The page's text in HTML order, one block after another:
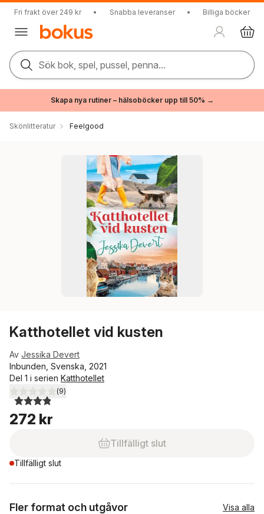
Fri frakt över 249 kr • Snabba leveranser • Billiga böcker
Sök bok, spel, pussel, penna...
Skapa nya rutiner – hälsoböcker upp till 50% →
Skönlitteratur Feelgood
Katthotellet vid kusten
Av Jessika Devert
Inbunden, Svenska, 2021
Del 1 i serien Katthotellet
3,9utav 5 stjärnor. Totalt antal röster:
(9)
272 kr
Tillfälligt slut
Tillfälligt slut
Fler format och utgåvor Visa alla